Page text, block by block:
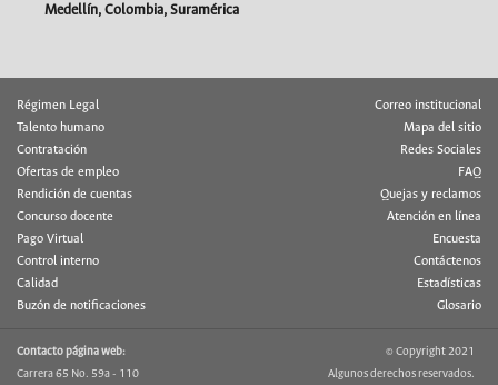
Medellín, Colombia, Suramérica
Régimen Legal
Talento humano
Contratación
Ofertas de empleo
Rendición de cuentas
Concurso docente
Pago Virtual
Control interno
Calidad
Buzón de notificaciones
Correo institucional
Mapa del sitio
Redes Sociales
FAQ
Quejas y reclamos
Atención en línea
Encuesta
Contáctenos
Estadísticas
Glosario
Contacto página web:
Carrera 65 No. 59a - 110
© Copyright 2021
Algunos derechos reservados.